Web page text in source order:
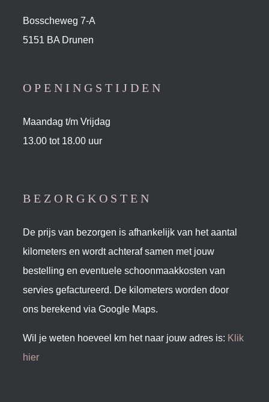
Bosscheweg 7-A
5151 BA Drunen
OPENINGSTIJDEN
Maandag t/m Vrijdag
13.00 tot 18.00 uur
BEZORGKOSTEN
De prijs van bezorgen is afhankelijk van het aantal
kilometers en wordt achteraf samen met jouw
bestelling en eventuele schoonmaakkosten van
servies gefactureerd. De kilometers worden door
ons berekend via Google Maps.
Wil je weten hoeveel km het naar jouw adres is: Klik
hier